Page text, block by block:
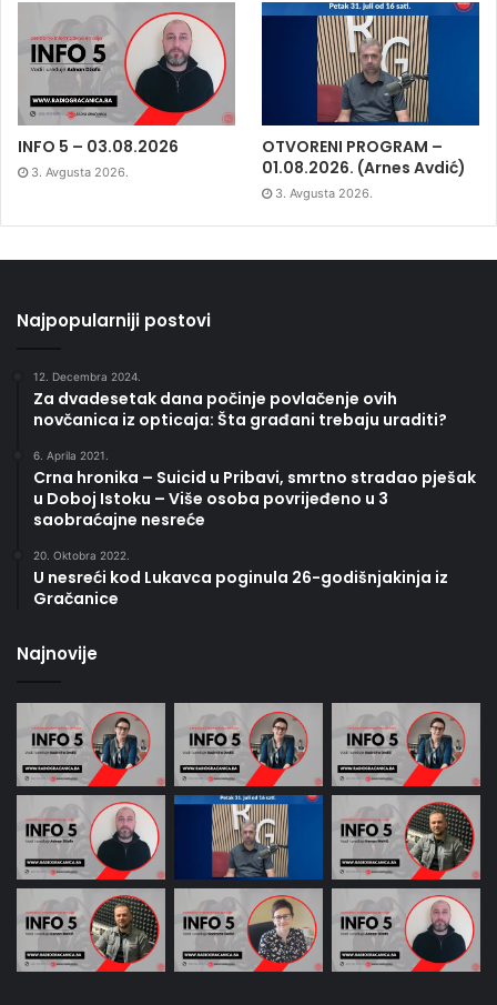
INFO 5 – 03.08.2026
3. Avgusta 2026.
OTVORENI PROGRAM –
01.08.2026. (Arnes Avdić)
3. Avgusta 2026.
Najpopularniji postovi
12. Decembra 2024.
Za dvadesetak dana počinje povlačenje ovih
novčanica iz opticaja: Šta građani trebaju uraditi?
6. Aprila 2021.
Crna hronika – Suicid u Pribavi, smrtno stradao pješak
u Doboj Istoku – Više osoba povrijeđeno u 3
saobraćajne nesreće
20. Oktobra 2022.
U nesreći kod Lukavca poginula 26-godišnjakinja iz
Gračanice
Najnovije